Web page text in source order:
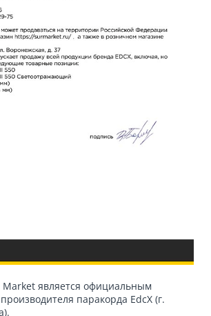
является официальным
паракорда EdcX (г.